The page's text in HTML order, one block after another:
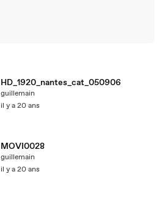
HD_1920_nantes_cat_050906
guillemain
il y a 20 ans
MOVI0028
guillemain
il y a 20 ans